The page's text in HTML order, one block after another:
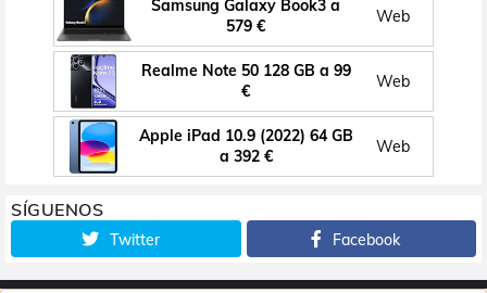
Samsung Galaxy Book3 a
579 €
Web
Realme Note 50 128 GB a 99
€
Web
Apple iPad 10.9 (2022) 64 GB
a 392 €
Web
SÍGUENOS
Twitter Facebook